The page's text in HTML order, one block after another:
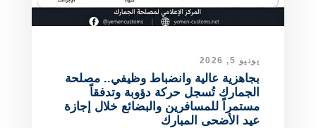
يونيو 5, 2026
بجاهزية عالية وانضباط وظيفي.. مصلحة
الجمارك تُسجل حركة دؤوبة وتدفقاً
مستمراً للمسافرين والبضائع خلال إجازة
عيد الأضحى المبارك